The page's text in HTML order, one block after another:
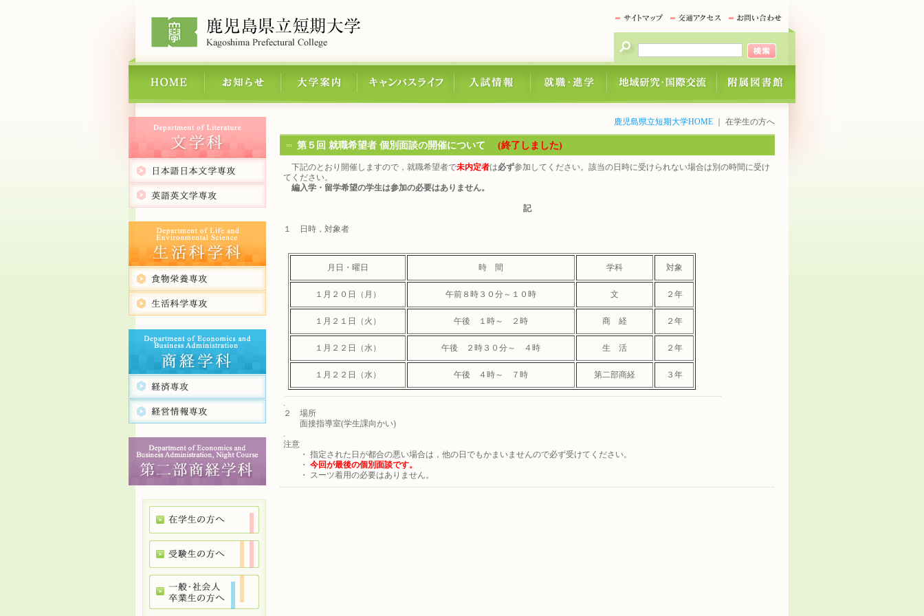
鹿児島県立短期大学HOME ｜ 在学生の方へ
第５回 就職希望者 個別面談の開催について (終了しました)
下記のとおり開催しますので，就職希望者で未内定者は必ず参加してください。該当の日時に受けられない場合は別の時間に受け
てください。
編入学・留学希望の学生は参加の必要はありません。
記
１ 日時，対象者
月日・曜日 時 間 学科 対象
１月２０日（月） 午前８時３０分～１０時 文 ２年
１月２１日（火） 午後 １時～ ２時 商 経 ２年
１月２２日（水） 午後 ２時３０分～ ４時 生 活 ２年
１月２２日（水） 午後 ４時～ ７時 第二部商経 ３年
.
２ 場所
面接指導室(学生課向かい)
.
注意
・ 指定された日が都合の悪い場合は，他の日でもかまいませんので必ず受けてください。
・ 今回が最後の個別面談です。
・ スーツ着用の必要はありません。